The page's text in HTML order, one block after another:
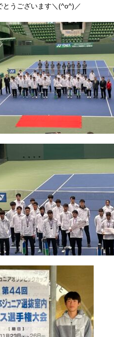
とうございます＼(^o^)／